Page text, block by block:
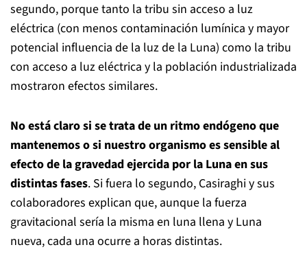
segundo, porque tanto la tribu sin acceso a luz
eléctrica (con menos contaminación lumínica y mayor
potencial influencia de la luz de la Luna) como la tribu
con acceso a luz eléctrica y la población industrializada
mostraron efectos similares.
No está claro si se trata de un ritmo endógeno que
mantenemos o si nuestro organismo es sensible al
efecto de la gravedad ejercida por la Luna en sus
distintas fases. Si fuera lo segundo, Casiraghi y sus
colaboradores explican que, aunque la fuerza
gravitacional sería la misma en luna llena y Luna
nueva, cada una ocurre a horas distintas.